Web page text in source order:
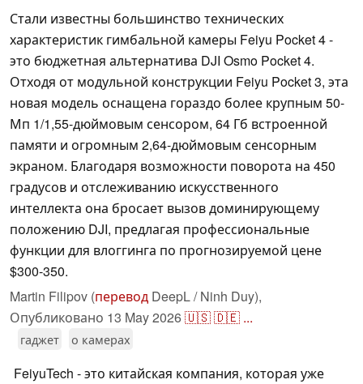
Стали известны большинство технических
характеристик гимбальной камеры Feiyu Pocket 4 -
это бюджетная альтернатива DJI Osmo Pocket 4.
Отходя от модульной конструкции Feiyu Pocket 3, эта
новая модель оснащена гораздо более крупным 50-
Мп 1/1,55-дюймовым сенсором, 64 Гб встроенной
памяти и огромным 2,64-дюймовым сенсорным
экраном. Благодаря возможности поворота на 450
градусов и отслеживанию искусственного
интеллекта она бросает вызов доминирующему
положению DJI, предлагая профессиональные
функции для влоггинга по прогнозируемой цене
$300-350.
Martin Filipov (перевод DeepL / Ninh Duy),
Опубликовано 13 May 2026🇺🇸🇩🇪 ...
гаджет о камерах
FeiyuTech - это китайская компания, которая уже